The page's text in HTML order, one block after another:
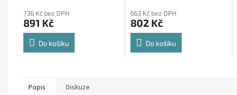
produktu
je
4,8
5
736 Kč bez DPH
891 Kč
Do košíku
produktu
je
4,8
5
663 Kč bez DPH
802 Kč
Do košíku
Popis Diskuze